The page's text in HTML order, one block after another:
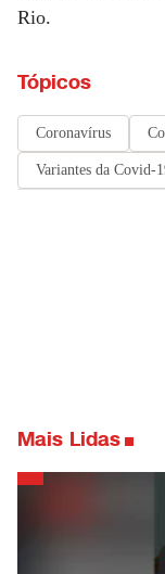
Rio.
Tópicos
Coronavírus
Variantes da Covid-
Mais Lidas